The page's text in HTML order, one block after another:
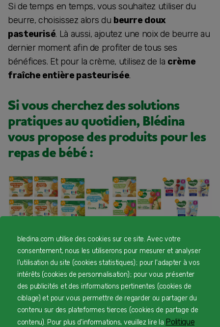
Si de temps en temps, vous souhaitez utiliser du
beurre, choisissez alors du beurre doux
pasteurisé. Là aussi, ajoutez une noix de beurre au
dernier moment afin de profiter de tous ses
bénéfices. Et pour la crème, utilisez de la crème
fraîche entière pasteurisée.
Si vous cherchez des solutions
pratiques au quotidien, Blédina
vous propose des produits pour les
repas de bébé :
Blédina - Lot
Multi-variétés
Délice de
volailles x 4
9,40 €
De 6 à 9 mois
De 10 à 11 mois
Blédina - Lot
Multi-variétés
Légumes
Poissons dès 6
mois x 3
7,55 €
De 6 à 9 mois
De 10 à 11 mois
Blédina - Lot
Multi-variétés
Légumes dès 6
mois x 3
6,75 €
De 6 à 9 mois
De 10 à 11 mois
Fraise, Vanille
& Nature -
Lot x3
6,91 €
De 6 à 9 mois
De 10 à 11 mois
De 12 à 14
moisDe 15 à
bledina.com utilise des cookies sur ce site. Avec votre
consentement, nous les utiliserons pour mesurer et analyser
l'utilisation du site (cookies statistiques) ; pour l'adapter à vos
intérêts (cookies de personnalisation) ; pour vous présenter
des publicités et des informations pertinentes (cookies de
ciblage) et pour vous permettre de regarder ou partager du
contenu sur des plateformes tierces (cookies de partage de
contenu). Pour plus d'informations, veuillez lire la Politique